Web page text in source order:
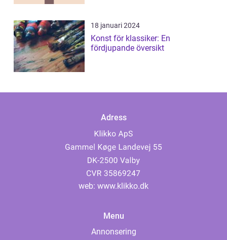
18 januari 2024
Konst för klassiker: En
fördjupande översikt
Adress
web: www.klikko.dk
Menu
Annonsering